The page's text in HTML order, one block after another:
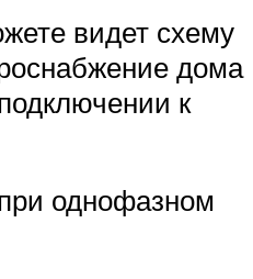
видет схему
дома
к
однофазном